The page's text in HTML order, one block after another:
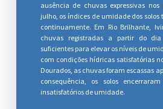
ausência de chuvas expressivas
julho, os índices de umidade dos
continuamente. Em Rio Brilhante,
chuvas registradas a partir do
suficientes para elevar os níveis de
com condições hídricas satisfatórias
Dourados, as chuvas foram escassas
consequência, os solos
insatisfatórios de umidade.